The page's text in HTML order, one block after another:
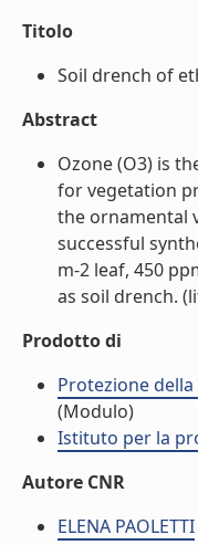
Titolo
Soil drench of
Abstract
Ozone (O3) is
for vegetation
the ornamental
successful
m-2 leaf, 450
as soil drench.
Prodotto di
Protezione
(Modulo)
Istituto per la
Autore CNR
ELENA PAOLETTI